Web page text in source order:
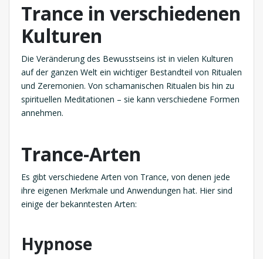
Trance in verschiedenen
Kulturen
Die Veränderung des Bewusstseins ist in vielen Kulturen
auf der ganzen Welt ein wichtiger Bestandteil von Ritualen
und Zeremonien. Von schamanischen Ritualen bis hin zu
spirituellen Meditationen – sie kann verschiedene Formen
annehmen.
Trance-Arten
Es gibt verschiedene Arten von Trance, von denen jede
ihre eigenen Merkmale und Anwendungen hat. Hier sind
einige der bekanntesten Arten:
Hypnose